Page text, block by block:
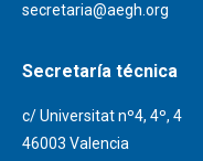
secretaria@aegh.org
Secretaría técnica
c/ Universitat nº4, 4º, 4
46003 Valencia